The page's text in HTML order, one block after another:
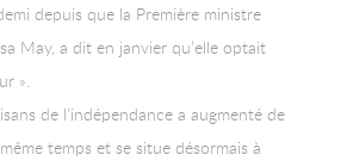
depuis que la Première ministre
May, a dit en janvier qu’elle optait
».
de l’indépendance a augmenté de
temps et se situe désormais à